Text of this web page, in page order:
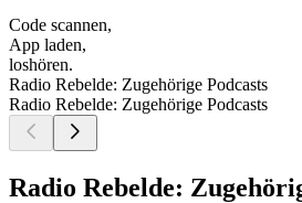
Code scannen,
App laden,
loshören.
Radio Rebelde: Zugehörige Podcasts
Radio Rebelde: Zugehörige Podcasts
Radio Rebelde: